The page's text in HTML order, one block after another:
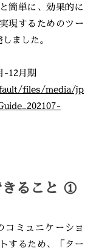
簡単に、効果的に
現するためのツー
ました。
12月期
files/media/jp
きること ①
コミュニケーショ
するため、「ター